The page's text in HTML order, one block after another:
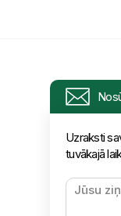
Uzraksti
tuvākajā